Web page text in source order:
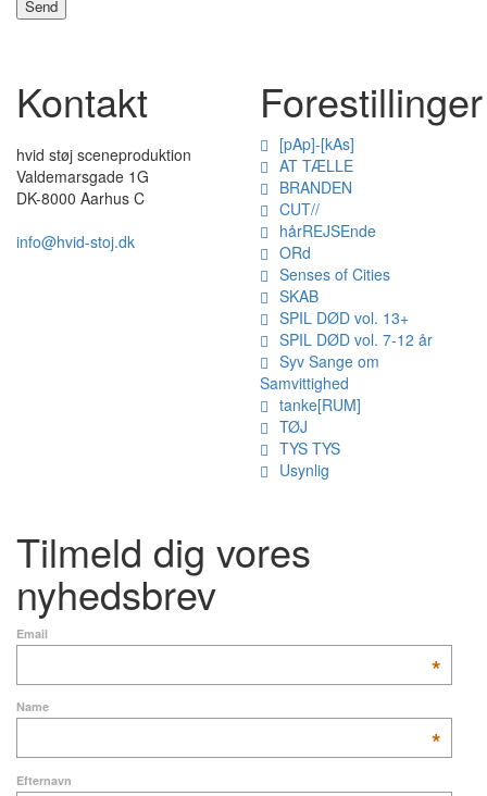
Kontakt
hvid støj sceneproduktion
Valdemarsgade 1G
DK-8000 Aarhus C
info@hvid-stoj.dk
Forestillinger
[pAp]-[kAs]
AT TÆLLE
BRANDEN
CUT//
hårREJSEnde
ORd
Senses of Cities
SKAB
SPIL DØD vol. 13+
SPIL DØD vol. 7-12 år
Syv Sange om
Samvittighed
tanke[RUM]
TØJ
TYS TYS
Usynlig
Tilmeld dig vores
nyhedsbrev
Email
*
Name
*
Efternavn